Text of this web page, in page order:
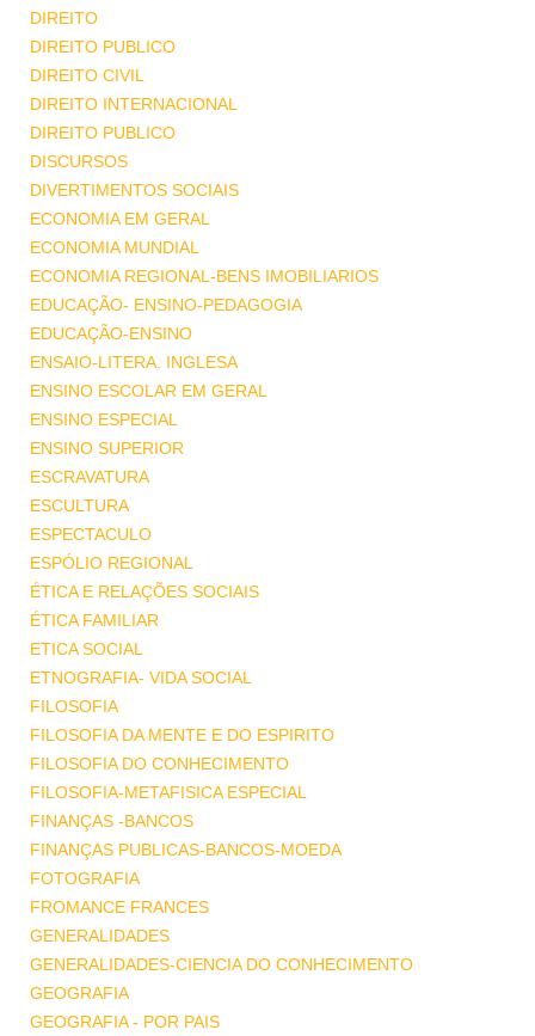
DIREITO
DIREITO PUBLICO
DIREITO CIVIL
DIREITO INTERNACIONAL
DIREITO PUBLICO
DISCURSOS
DIVERTIMENTOS SOCIAIS
ECONOMIA EM GERAL
ECONOMIA MUNDIAL
ECONOMIA REGIONAL-BENS IMOBILIARIOS
EDUCAÇÃO- ENSINO-PEDAGOGIA
EDUCAÇÃO-ENSINO
ENSAIO-LITERA. INGLESA
ENSINO ESCOLAR EM GERAL
ENSINO ESPECIAL
ENSINO SUPERIOR
ESCRAVATURA
ESCULTURA
ESPECTACULO
ESPÓLIO REGIONAL
ÉTICA E RELAÇÕES SOCIAIS
ÉTICA FAMILIAR
ETICA SOCIAL
ETNOGRAFIA- VIDA SOCIAL
FILOSOFIA
FILOSOFIA DA MENTE E DO ESPIRITO
FILOSOFIA DO CONHECIMENTO
FILOSOFIA-METAFISICA ESPECIAL
FINANÇAS -BANCOS
FINANÇAS PUBLICAS-BANCOS-MOEDA
FOTOGRAFIA
FROMANCE FRANCES
GENERALIDADES
GENERALIDADES-CIENCIA DO CONHECIMENTO
GEOGRAFIA
GEOGRAFIA - POR PAIS